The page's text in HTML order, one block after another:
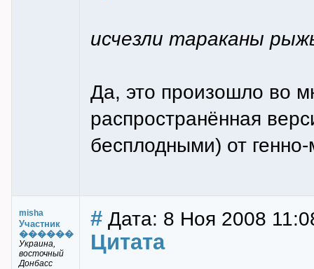
исчезли тараканы
Да, это произошло во
распространённая
бесплодными) от
misha
Участник
������
Украина,
восточный
Донбасс
# Дата: 8 Ноя 2008
Цитата